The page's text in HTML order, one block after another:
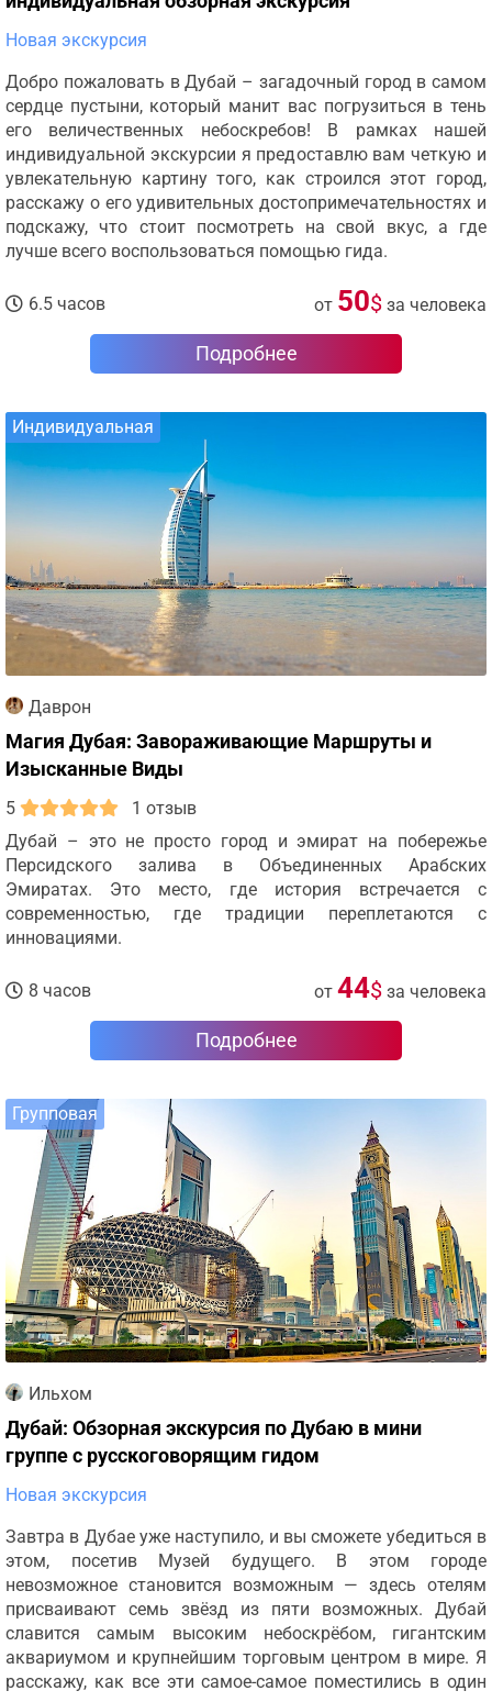
Новая экскурсия
Добро пожаловать в Дубай – загадочный город в самом
сердце пустыни, который манит вас погрузиться в тень
его величественных небоскребов! В рамках нашей
индивидуальной экскурсии я предоставлю вам четкую и
увлекательную картину того, как строился этот город,
расскажу о его удивительных достопримечательностях и
подскажу, что стоит посмотреть на свой вкус, а где
лучше всего воспользоваться помощью гида.
6.5 часов от 50$ за человека
Подробнее
Индивидуальная
Даврон
Магия Дубая: Завораживающие Маршруты и
Изысканные Виды
5
1 отзыв
Дубай – это не просто город и эмират на побережье
Персидского залива в Объединенных Арабских
Эмиратах. Это место, где история встречается с
современностью, где традиции переплетаются с
инновациями.
8 часов от 44$ за человека
Подробнее
Групповая
Ильхом
Дубай: Обзорная экскурсия по Дубаю в мини
группе с русскоговорящим гидом
Новая экскурсия
Завтра в Дубае уже наступило, и вы сможете убедиться в
этом, посетив Музей будущего. В этом городе
невозможное становится возможным — здесь отелям
присваивают семь звёзд из пяти возможных. Дубай
славится самым высоким небоскрёбом, гигантским
аквариумом и крупнейшим торговым центром в мире. Я
расскажу, как все эти самое-самое поместились в один